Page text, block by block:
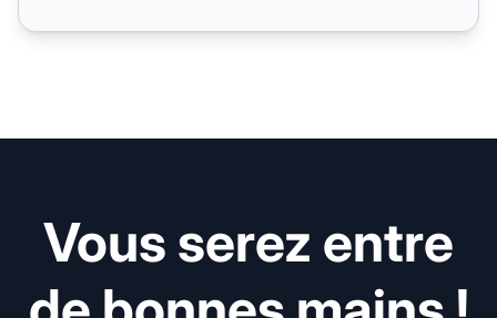
Vous serez entre